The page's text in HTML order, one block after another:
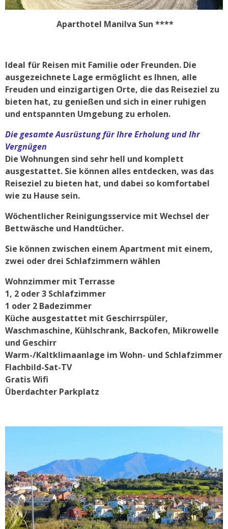
Aparthotel Manilva Sun ****
Ideal für Reisen mit Familie oder Freunden. Die
ausgezeichnete Lage ermöglicht es Ihnen, alle
Freuden und einzigartigen Orte, die das Reiseziel zu
bieten hat, zu genießen und sich in einer ruhigen
und entspannten Umgebung zu erholen.
Die gesamte Ausrüstung für Ihre Erholung und Ihr
Vergnügen
Die Wohnungen sind sehr hell und komplett
ausgestattet. Sie können alles entdecken, was das
Reiseziel zu bieten hat, und dabei so komfortabel
wie zu Hause sein.
Wöchentlicher Reinigungsservice mit Wechsel der
Bettwäsche und Handtücher.
Sie können zwischen einem Apartment mit einem,
zwei oder drei Schlafzimmern wählen
Wohnzimmer mit Terrasse
1, 2 oder 3 Schlafzimmer
1 oder 2 Badezimmer
Küche ausgestattet mit Geschirrspüler,
Waschmaschine, Kühlschrank, Backofen, Mikrowelle
und Geschirr
Warm-/Kaltklimaanlage im Wohn- und Schlafzimmer
Flachbild-Sat-TV
Gratis Wifi
Überdachter Parkplatz